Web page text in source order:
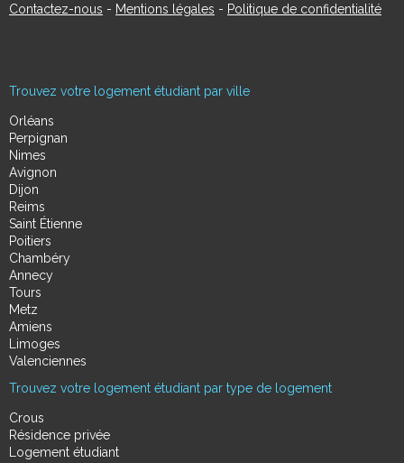
Contactez-nous - Mentions légales - Politique de confidentialité
Trouvez votre logement étudiant par ville
Orléans
Perpignan
Nimes
Avignon
Dijon
Reims
Saint Étienne
Poitiers
Chambéry
Annecy
Tours
Metz
Amiens
Limoges
Valenciennes
Trouvez votre logement étudiant par type de logement
Crous
Résidence privée
Logement étudiant